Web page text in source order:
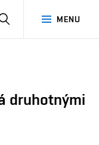
MENU
druhotnými